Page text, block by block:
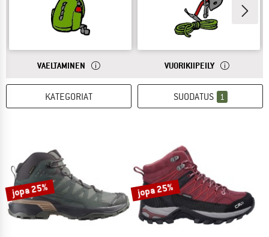
VASTAUKSESTA
VAELTAMINEN VAELLUKSELLE TARVITSET KENGÄT, JOISSA ON
VASTAUKSESTA
VUORIKIIPEILY
KATEGORIAT SUODATUS 1
jopa 25% jopa 25%